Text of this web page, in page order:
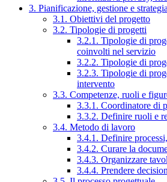
3. Pianificazione, gestione e strategia
3.1. Obiettivi del progetto
3.2. Tipologie di progetti
3.2.1. Tipologie di
coinvolti nel servizio
3.2.2. Tipologie di
3.2.3. Tipologie di
intervento
3.3. Competenze, ruoli e
3.3.1. Coordinatore di
3.3.2. Definire ruoli e
3.4. Metodo di lavoro
3.4.1. Definire
3.4.2. Curare la
3.4.3. Organizzare
3.4.4. Prendere